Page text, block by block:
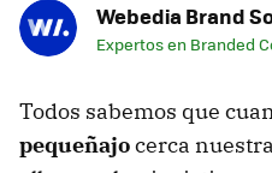
Webedia Brand
Expertos en Branded
Todos sabemos que
pequeñajocerca